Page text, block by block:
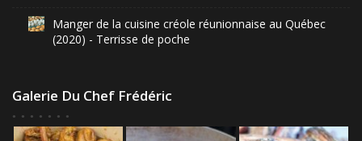
Manger de la cuisine créole réunionnaise au Québec
(2020) - Terrisse de poche
Galerie Du Chef Frédéric